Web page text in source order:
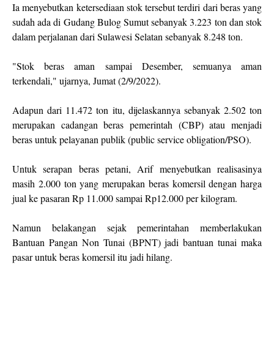
Ia menyebutkan ketersediaan stok tersebut terdiri dari beras yang
sudah ada di Gudang Bulog Sumut sebanyak 3.223 ton dan stok
dalam perjalanan dari Sulawesi Selatan sebanyak 8.248 ton.
"Stok beras aman sampai Desember, semuanya aman
terkendali," ujarnya, Jumat (2/9/2022).
Adapun dari 11.472 ton itu, dijelaskannya sebanyak 2.502 ton
merupakan cadangan beras pemerintah (CBP) atau menjadi
beras untuk pelayanan publik (public service obligation/PSO).
Untuk serapan beras petani, Arif menyebutkan realisasinya
masih 2.000 ton yang merupakan beras komersil dengan harga
jual ke pasaran Rp 11.000 sampai Rp12.000 per kilogram.
Namun belakangan sejak pemerintahan memberlakukan
Bantuan Pangan Non Tunai (BPNT) jadi bantuan tunai maka
pasar untuk beras komersil itu jadi hilang.